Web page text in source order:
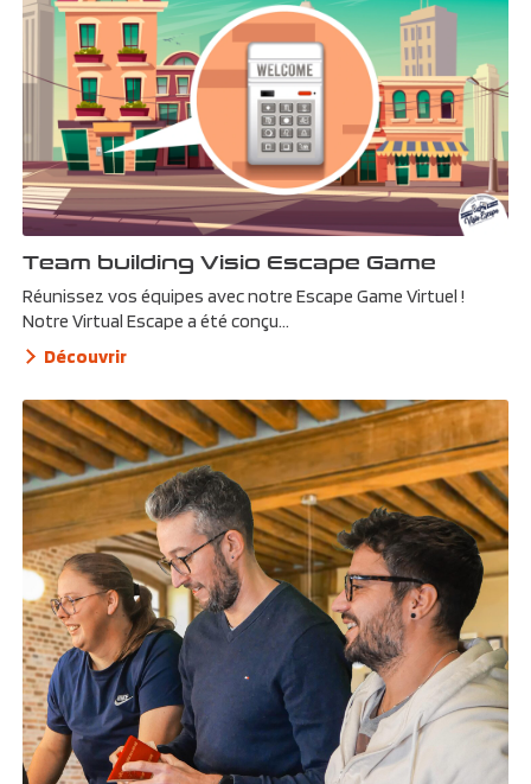
Team building Visio Escape Game
Réunissez vos équipes avec notre Escape Game Virtuel !
Notre Virtual Escape a été conçu...
Découvrir